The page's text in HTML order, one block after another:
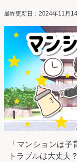
最終更新日：2024年11月
「マンションは
トラブルは大丈夫